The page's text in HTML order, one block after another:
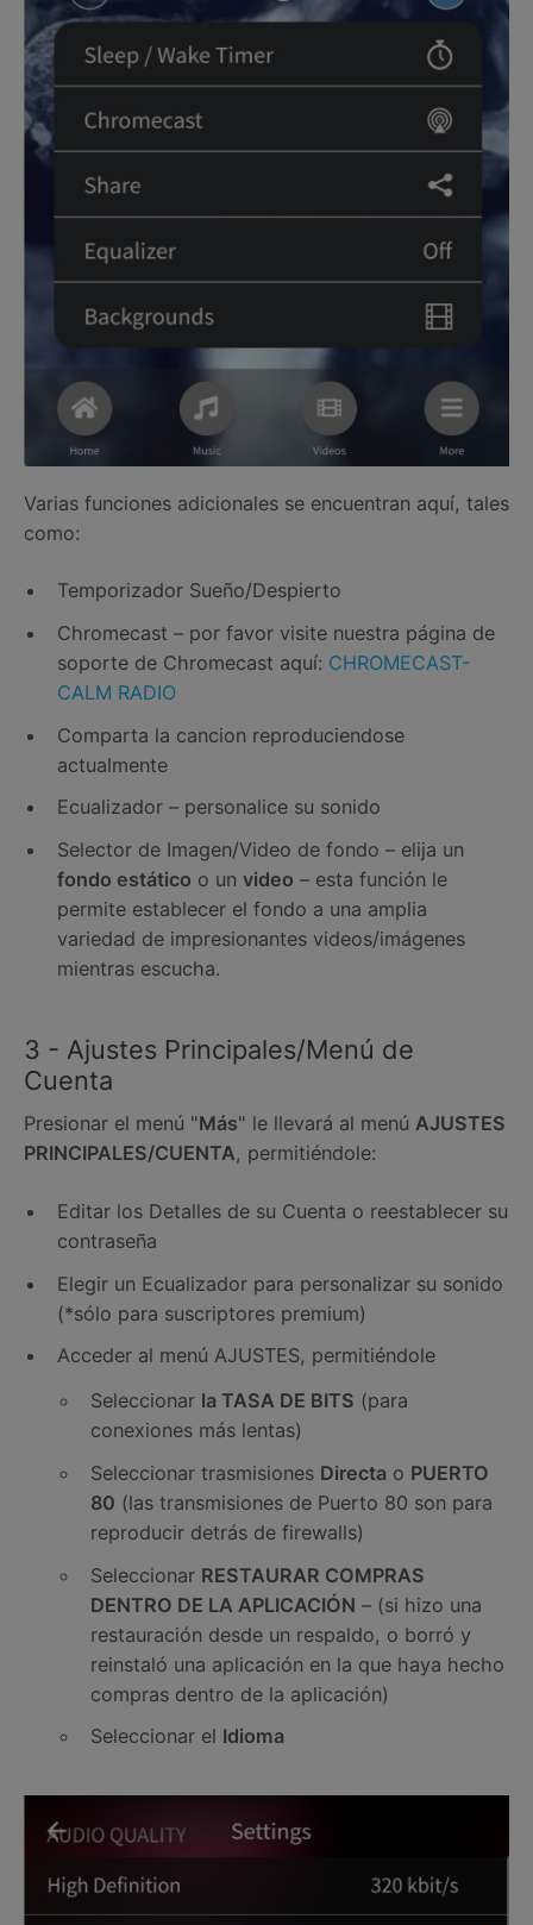
Varias funciones adicionales se encuentran aquí, tales
como:
Temporizador Sueño/Despierto
Chromecast – por favor visite nuestra página de
soporte de Chromecast aquí: CHROMECAST-
CALM RADIO
Comparta la cancion reproduciendose
actualmente
Ecualizador – personalice su sonido
Selector de Imagen/Video de fondo – elija un
fondo estático o un video – esta función le
permite establecer el fondo a una amplia
variedad de impresionantes videos/imágenes
mientras escucha.
3 - Ajustes Principales/Menú de
Cuenta
Presionar el menú "Más" le llevará al menú AJUSTES
PRINCIPALES/CUENTA, permitiéndole:
Editar los Detalles de su Cuenta o reestablecer su
contraseña
Elegir un Ecualizador para personalizar su sonido
(*sólo para suscriptores premium)
Acceder al menú AJUSTES, permitiéndole
Seleccionar la TASA DE BITS (para
conexiones más lentas)
Seleccionar trasmisiones Directa o PUERTO
80 (las transmisiones de Puerto 80 son para
reproducir detrás de firewalls)
Seleccionar RESTAURAR COMPRAS
DENTRO DE LA APLICACIÓN – (si hizo una
restauración desde un respaldo, o borró y
reinstaló una aplicación en la que haya hecho
compras dentro de la aplicación)
Seleccionar el Idioma